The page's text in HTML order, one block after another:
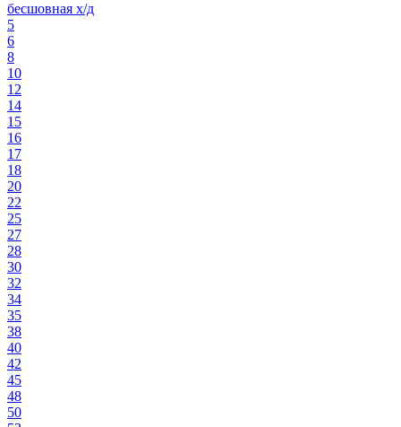
бесшовная х/д
5
6
8
10
12
14
15
16
17
18
20
22
25
27
28
30
32
34
35
38
40
42
45
48
50